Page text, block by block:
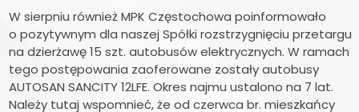
W sierpniu również MPK Częstochowa poinformowało
o pozytywnym dla naszej Spółki rozstrzygnięciu przetargu
na dzierżawę 15 szt. autobusów elektrycznych. W ramach
tego postępowania zaoferowane zostały autobusy
AUTOSAN SANCITY 12LFE. Okres najmu ustalono na 7 lat.
Należy tutaj wspomnieć, że od czerwca br. mieszkańcy